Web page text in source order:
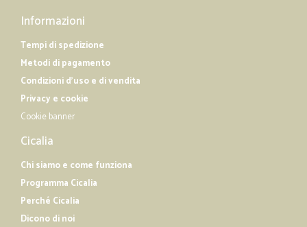
Informazioni
Tempi di spedizione
Metodi di pagamento
Condizioni d'uso e di vendita
Privacy e cookie
Cookie banner
Cicalia
Chi siamo e come funziona
Programma Cicalia
Perché Cicalia
Dicono di noi